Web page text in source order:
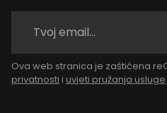
Ova web stranica je zaštićena
privatnosti i uvjeti pružanja usluge.